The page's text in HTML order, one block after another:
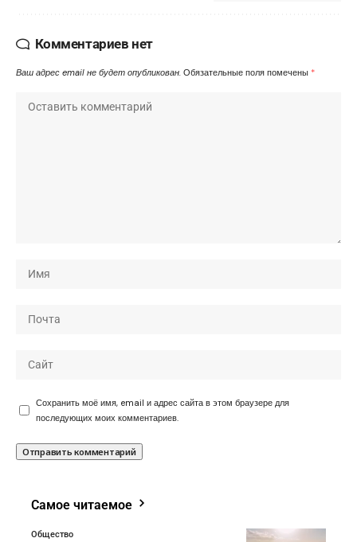
Комментариев нет
Ваш адрес email не будет опубликован. Обязательные поля помечены *
Сохранить моё имя, email и адрес сайта в этом браузере для
последующих моих комментариев.
Самое читаемое
Общество